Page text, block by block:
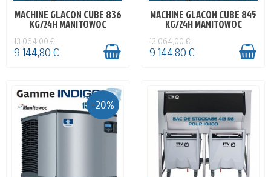
EN STOCK
MACHINE GLACON CUBE 836
KG/24H MANITOWOC
13 064,00 €
9 144,80 €
EN STOCK
MACHINE GLACON CUBE 845
KG/24H MANITOWOC
13 064,00 €
9 144,80 €
-20%